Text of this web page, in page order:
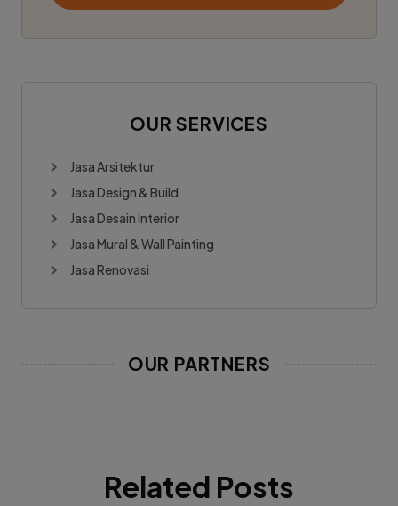
OUR SERVICES
Jasa Arsitektur
Jasa Design & Build
Jasa Desain Interior
Jasa Mural & Wall Painting
Jasa Renovasi
OUR PARTNERS
Related Posts